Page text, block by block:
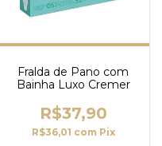
Fralda de Pano com
Bainha Luxo Cremer
R$37,90
R$36,01 com Pix